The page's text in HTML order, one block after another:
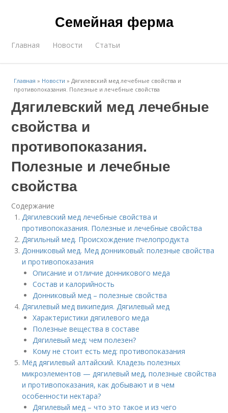
Семейная ферма
Главная Новости Статьи
Главная » Новости »Дягилевский мед лечебные свойства и
противопоказания. Полезные и лечебные свойства
Дягилевский мед лечебные
свойства и
противопоказания.
Полезные и лечебные
свойства
Содержание
Дягилевский мед лечебные свойства и
противопоказания. Полезные и лечебные свойства
Дягильный мед. Происхождение пчелопродукта
Донниковый мед. Мед донниковый: полезные свойства
и противопоказания
Описание и отличие донникового меда
Состав и калорийность
Донниковый мед – полезные свойства
Дягилевый мед википедия. Дягилевый мед
Характеристики дягилевого меда
Полезные вещества в составе
Дягилевый мед: чем полезен?
Кому не стоит есть мед: противопоказания
Мёд дягилевый алтайский. Кладезь полезных
микроэлементов — дягилевый мед, полезные свойства
и противопоказания, как добывают и в чем
особенности нектара?
Дягилевый мед – что это такое и из чего